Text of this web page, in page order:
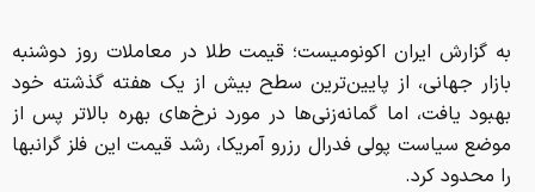
به گزارش ایران اکونومیست؛ قیمت طلا در معاملات روز دوشنبه
بازار جهانی، از پایین‌ترین سطح بیش از یک هفته گذشته خود
بهبود یافت، اما گمانه‌زنی‌ها در مورد نرخ‌های بهره بالاتر پس از
موضع سیاست پولی فدرال رزرو آمریکا، رشد قیمت این فلز گرانبها
را محدود کرد.